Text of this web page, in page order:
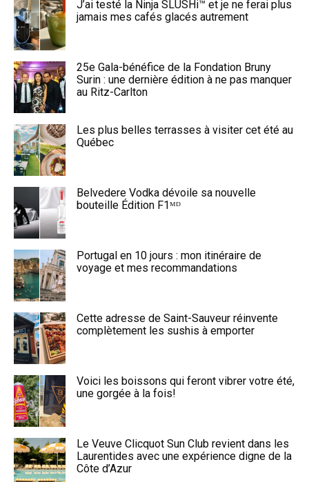
J’ai testé la Ninja SLUSHi™ et je ne ferai plus
jamais mes cafés glacés autrement
25e Gala-bénéfice de la Fondation Bruny
Surin : une dernière édition à ne pas manquer
au Ritz-Carlton
Les plus belles terrasses à visiter cet été au
Québec
Belvedere Vodka dévoile sa nouvelle
bouteille Édition F1ᴹᴰ
Portugal en 10 jours : mon itinéraire de
voyage et mes recommandations
Cette adresse de Saint-Sauveur réinvente
complètement les sushis à emporter
Voici les boissons qui feront vibrer votre été,
une gorgée à la fois!
Le Veuve Clicquot Sun Club revient dans les
Laurentides avec une expérience digne de la
Côte d’Azur